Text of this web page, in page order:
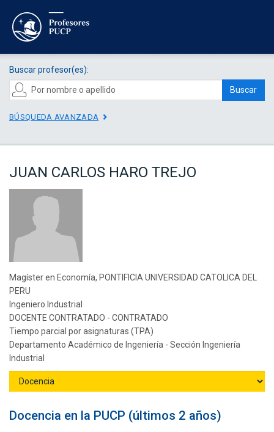
Buscar profesor(es):
Buscar
BÚSQUEDA AVANZADA
JUAN CARLOS HARO TREJO
Magíster en Economía, PONTIFICIA UNIVERSIDAD CATOLICA DEL
PERU
Ingeniero Industrial
DOCENTE CONTRATADO - CONTRATADO
Tiempo parcial por asignaturas (TPA)
Departamento Académico de Ingeniería - Sección Ingeniería
Industrial
Docencia en la PUCP (últimos 2 años)